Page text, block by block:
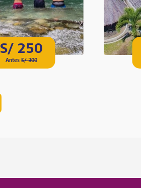
S/ 250
AntesS/ 300